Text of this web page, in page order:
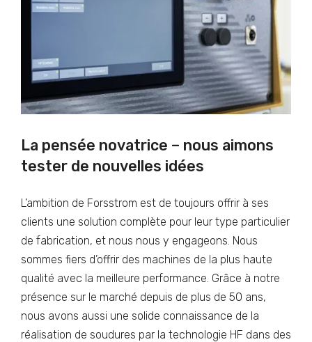
La pensée novatrice – nous aimons
tester de nouvelles idées
L’ambition de Forsstrom est de toujours offrir à ses
clients une solution complète pour leur type particulier
de fabrication, et nous nous y engageons. Nous
sommes fiers d’offrir des machines de la plus haute
qualité avec la meilleure performance. Grâce à notre
présence sur le marché depuis de plus de 50 ans,
nous avons aussi une solide connaissance de la
réalisation de soudures par la technologie HF dans des